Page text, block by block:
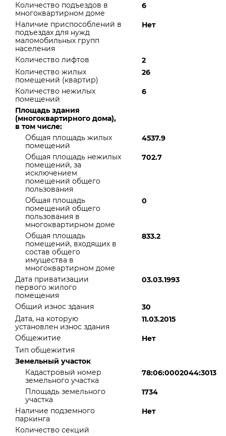
Количество подъездов в
многоквартирном доме
6
Наличие приспособлений в
подъездах для нужд
маломобильных групп
населения
Нет
Количество лифтов
2
Количество жилых
помещений (квартир)
26
Количество нежилых
помещений
6
Площадь здания
(многоквартирного дома),
в том числе:
Общая площадь жилых
помещений
4537.9
Общая площадь нежилых
помещений, за
исключением
помещений общего
пользования
702.7
Общая площадь
помещений общего
пользования в
многоквартирном доме
0
Общая площадь
помещений, входящих в
состав общего
имущества в
многоквартирном доме
833.2
Дата приватизации
первого жилого
помещения
03.03.1993
Общий износ здания
30
Дата, на которую
установлен износ здания
11.03.2015
Общежитие
Нет
Тип общежития
Земельный участок
Кадастровый номер
земельного участка
78:06:0002044:3013
Площадь земельного
участка
1734
Наличие подземного
паркинга
Нет
Количество секций